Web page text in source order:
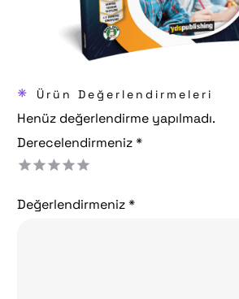
* Ürün Değerlendirmeleri
Henüz değerlendirme yapılmadı.
Derecelendirmeniz*
Değerlendirmeniz*